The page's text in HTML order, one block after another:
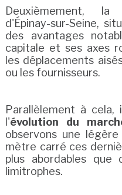
Deuxièmement, la
d'Épinay-sur-Seine,
des avantages
capitale et ses axes
les déplacements
ou les fournisseurs.
Parallèlement à
l'évolution du
observons une
mètre carré ces
plus abordables que
limitrophes.